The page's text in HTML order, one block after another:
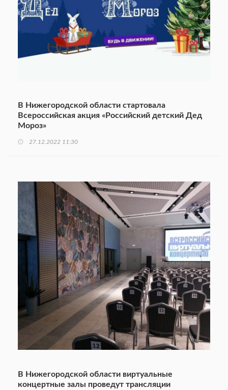
В Нижегородской области стартовала
Всероссийская акция «Российский детский Дед
Мороз»
27.12.2022 11:30
В Нижегородской области виртуальные
концертные залы проведут трансляции